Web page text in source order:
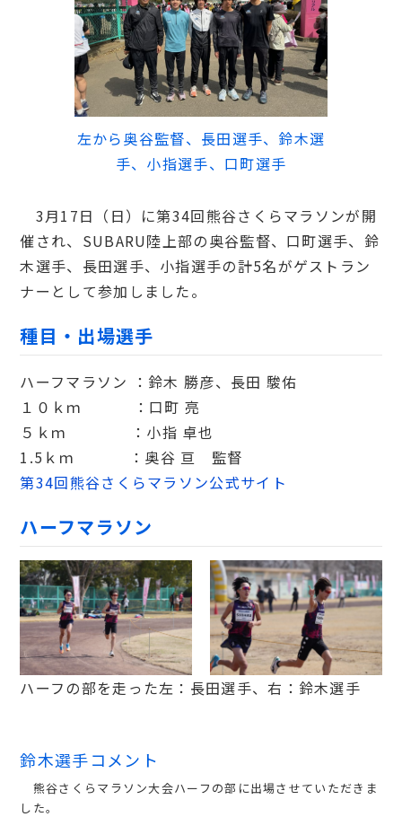
左から奥谷監督、長田選手、鈴木選
手、小指選手、口町選手
3月17日（日）に第34回熊谷さくらマラソンが開
催され、SUBARU陸上部の奥谷監督、口町選手、鈴
木選手、長田選手、小指選手の計5名がゲストラン
ナーとして参加しました。
種目・出場選手
ハーフマラソン ：鈴木 勝彦、長田 駿佑
１０ｋｍ ：口町 亮
５ｋｍ ：小指 卓也
1.5ｋｍ ：奥谷 亘 監督
第34回熊谷さくらマラソン公式サイト
ハーフマラソン
ハーフの部を走った左：長田選手、右：鈴木選手
鈴木選手コメント
熊谷さくらマラソン大会ハーフの部に出場させていただきま
した。